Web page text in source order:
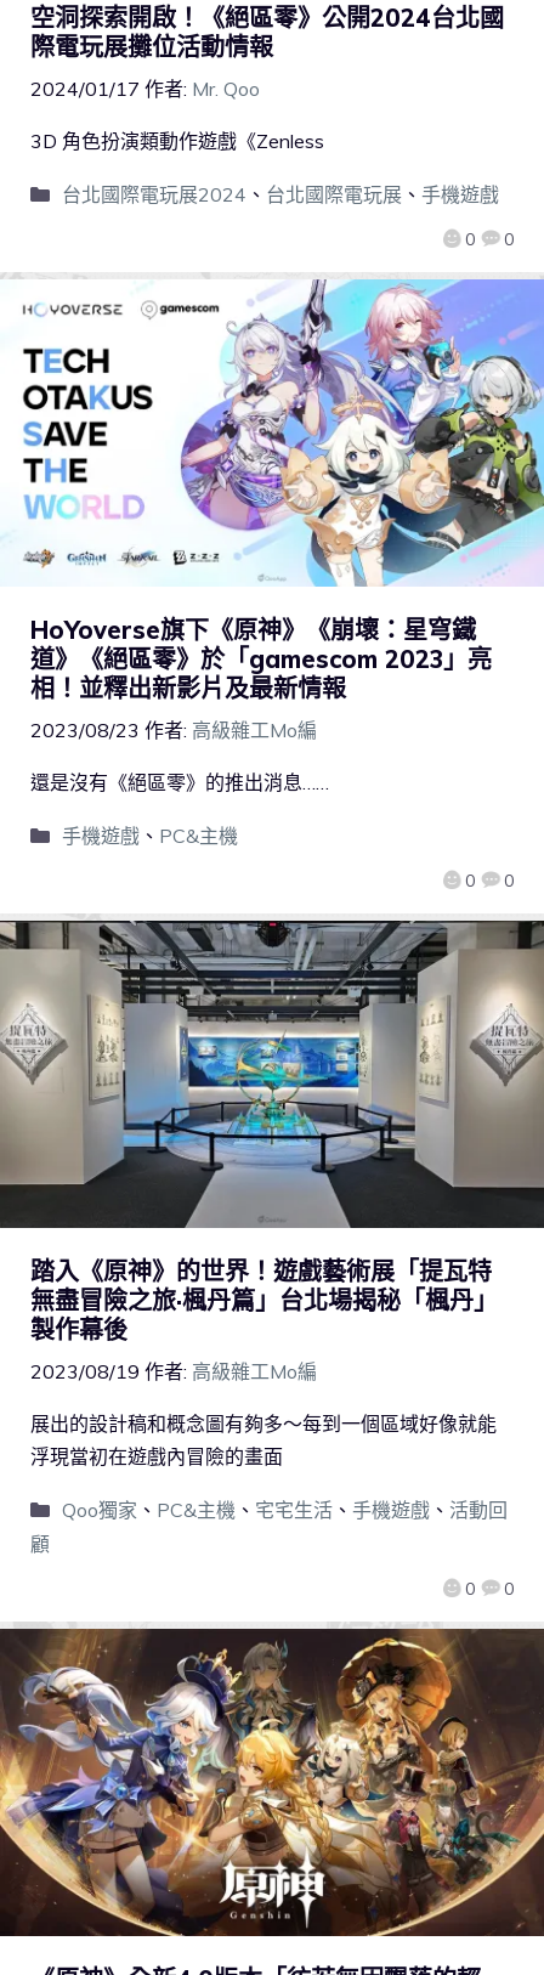
空洞探索開啟！《絕區零》公開2024台北國
際電玩展攤位活動情報
2024/01/17 作者: Mr. Qoo
0 0
3D 角色扮演類動作遊戲《Zenless
台北國際電玩展2024 、 台北國際電玩展、 手機遊戲
HoYoverse旗下《原神》《崩壞：星穹鐵
道》《絕區零》於「gamescom 2023」亮
相！並釋出新影片及最新情報
2023/08/23 作者: 高級雜工Mo編
0 0
還是沒有《絕區零》的推出消息……
手機遊戲、 PC&主機
踏入《原神》的世界！遊戲藝術展「提瓦特
無盡冒險之旅·楓丹篇」台北場揭秘「楓丹」
製作幕後
2023/08/19 作者: 高級雜工Mo編
0 0
展出的設計稿和概念圖有夠多～每到一個區域好像就能
浮現當初在遊戲內冒險的畫面
Qoo獨家 、 PC&主機、 宅宅生活、 手機遊戲、 活動回
顧